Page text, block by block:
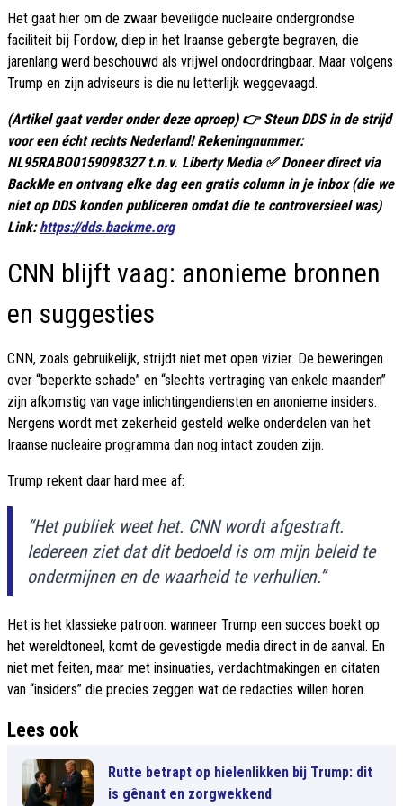
Het gaat hier om de zwaar beveiligde nucleaire ondergrondse
faciliteit bij Fordow, diep in het Iraanse gebergte begraven, die
jarenlang werd beschouwd als vrijwel ondoordringbaar. Maar volgens
Trump en zijn adviseurs is die nu letterlijk weggevaagd.
(Artikel gaat verder onder deze oproep) 👉 Steun DDS in de strijd
voor een écht rechts Nederland! Rekeningnummer:
NL95RABO0159098327 t.n.v. Liberty Media ✅ Doneer direct via
BackMe en ontvang elke dag een gratis column in je inbox (die we
niet op DDS konden publiceren omdat die te controversieel was)
Link:https://dds.backme.org
CNN blijft vaag: anonieme bronnen
en suggesties
CNN, zoals gebruikelijk, strijdt niet met open vizier. De beweringen
over “beperkte schade” en “slechts vertraging van enkele maanden”
zijn afkomstig van vage inlichtingendiensten en anonieme insiders.
Nergens wordt met zekerheid gesteld welke onderdelen van het
Iraanse nucleaire programma dan nog intact zouden zijn.
Trump rekent daar hard mee af:
“Het publiek weet het. CNN wordt afgestraft.
Iedereen ziet dat dit bedoeld is om mijn beleid te
ondermijnen en de waarheid te verhullen.”
Het is het klassieke patroon: wanneer Trump een succes boekt op
het wereldtoneel, komt de gevestigde media direct in de aanval. En
niet met feiten, maar met insinuaties, verdachtmakingen en citaten
van “insiders” die precies zeggen wat de redacties willen horen.
Lees ook
Rutte betrapt op hielenlikken bij Trump: dit
is gênant en zorgwekkend